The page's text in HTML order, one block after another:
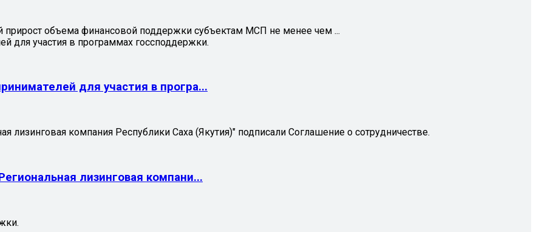
прирост объема финансовой поддержки субъектам МСП не менее чем ...
для участия в программах госсподдержки.
для участия в програ...
лизинговая компания Республики Саха (Якутия)" подписали Соглашение о сотрудничестве.
лизинговая компани...